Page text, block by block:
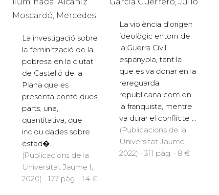
Moscardó, Mercedes
La investigació sobre
la feminització de la
pobresa en la ciutat
de Castelló de la
Plana que es
presenta contè dues
parts, una,
quantitativa, que
inclou dades sobre
estad�...
(Publicacions de la
Universitat Jaume I,
2020) · 177 pàg. · 14 €
La violència d'origen
ideològic entorn de
la Guerra Civil
espanyola, tant la
que es va donar en la
rereguarda
republicana com en
la franquista, mentre
va durar el conflicte ...
(Publicacions de la
Universitat Jaume I,
2022) · 311 pàg. · 8 €